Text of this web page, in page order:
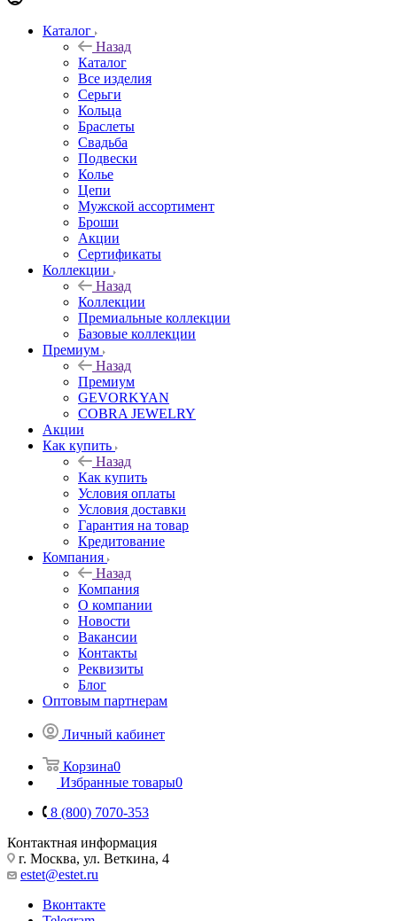
Каталог
Назад
Каталог
Все изделия
Серьги
Кольца
Браслеты
Свадьба
Подвески
Колье
Цепи
Мужской ассортимент
Броши
Акции
Сертификаты
Коллекции
Назад
Коллекции
Премиальные коллекции
Базовые коллекции
Премиум
Назад
Премиум
GEVORKYAN
COBRA JEWELRY
Акции
Как купить
Назад
Как купить
Условия оплаты
Условия доставки
Гарантия на товар
Кредитование
Компания
Назад
Компания
О компании
Новости
Вакансии
Контакты
Реквизиты
Блог
Оптовым партнерам
Личный кабинет
Корзина0
Избранные товары0
8 (800) 7070-353
Контактная информация
г. Москва, ул. Веткина, 4
estet@estet.ru
Вконтакте